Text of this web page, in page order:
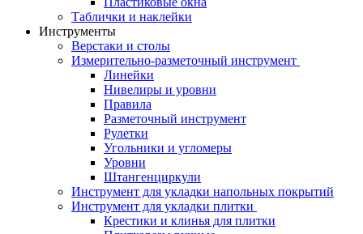
Таблички и наклейки
Инструменты
Верстаки и столы
Измерительно-разметочный инструмент
Линейки
Нивелиры и уровни
Правила
Разметочный инструмент
Рулетки
Угольники и угломеры
Уровни
Штангенциркули
Инструмент для укладки напольных покрытий
Инструмент для укладки плитки
Крестики и клинья для плитки